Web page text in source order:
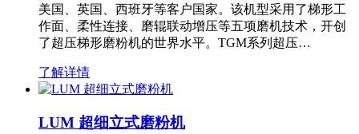
美国、英国、西班牙等客户国家。该机型采用了梯形工
作面、柔性连接、磨辊联动增压等五项磨机技术，开创
了超压梯形磨粉机的世界水平。TGM系列超压…
了解详情
LUM 超细立式磨粉机